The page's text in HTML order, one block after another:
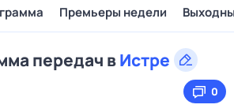
Премьеры недели
передач вИстре
0